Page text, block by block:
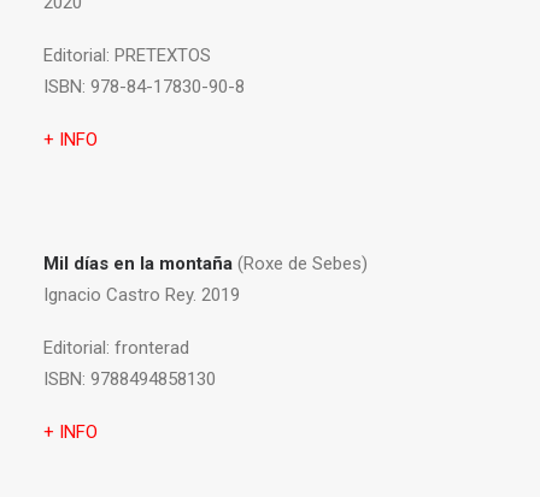
Editorial: PRETEXTOS
ISBN: 978-84-17830-90-8
+ INFO
Mil días en la montaña (Roxe de Sebes)
Ignacio Castro Rey. 2019
Editorial: fronterad
ISBN: 9788494858130
+ INFO